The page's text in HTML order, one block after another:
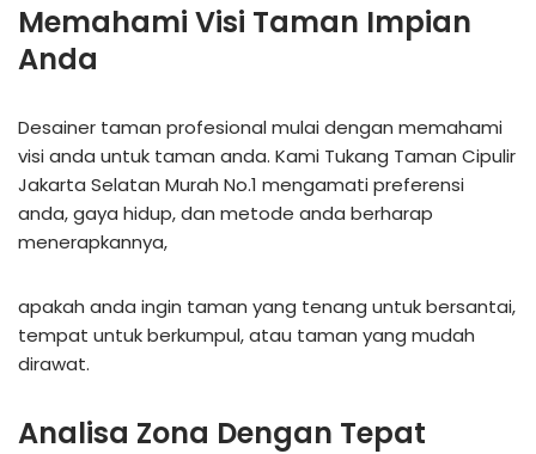
Memahami Visi Taman Impian
Anda
Desainer taman profesional mulai dengan memahami
visi anda untuk taman anda. Kami Tukang Taman Cipulir
Jakarta Selatan Murah No.1 mengamati preferensi
anda, gaya hidup, dan metode anda berharap
menerapkannya,
apakah anda ingin taman yang tenang untuk bersantai,
tempat untuk berkumpul, atau taman yang mudah
dirawat.
Analisa Zona Dengan Tepat